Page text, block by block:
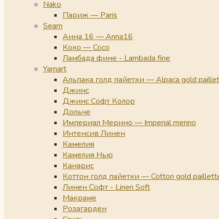
Nako
Париж — Paris
Seam
Анна 16 — Anna16
Коко — Coco
Ламбада фине - Lambada fine
Yarnart
Альпака голд пайетки — Alpaca gold
Джинс
Джинс Софт Колор
Дольче
Империал Мерино — Imperial merino
Интенсив Линен
Камелия
Камелия Нью
Канарис
Коттон голд пайетки — Cotton gold
Линен Софт - Linen Soft
Макраме
Розагарден